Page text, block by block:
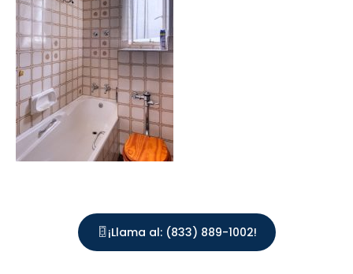
¡Llama al: (833) 889-1002!